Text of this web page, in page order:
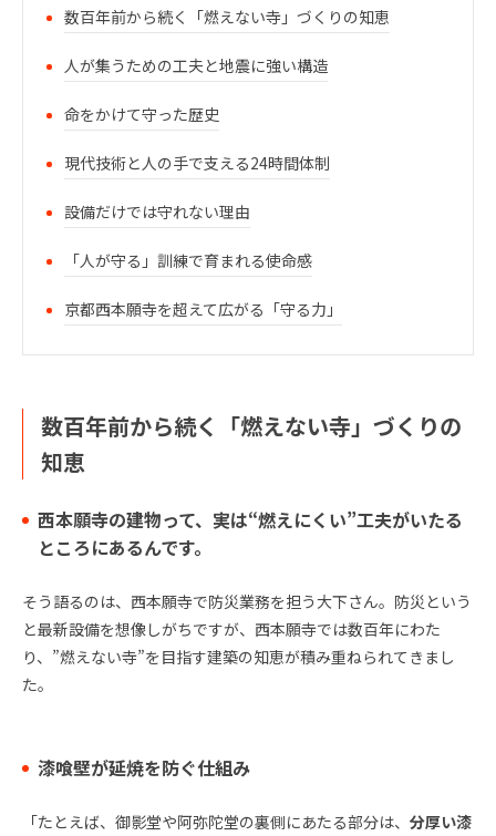
数百年前から続く「燃えない寺」づくりの知恵
人が集うための工夫と地震に強い構造
命をかけて守った歴史
現代技術と人の手で支える24時間体制
設備だけでは守れない理由
「人が守る」訓練で育まれる使命感
京都西本願寺を超えて広がる「守る力」
数百年前から続く「燃えない寺」づくりの
知恵
西本願寺の建物って、実は“燃えにくい”工夫がいたる
ところにあるんです。
そう語るのは、西本願寺で防災業務を担う大下さん。防災という
と最新設備を想像しがちですが、西本願寺では数百年にわた
り、”燃えない寺”を目指す建築の知恵が積み重ねられてきまし
た。
漆喰壁が延焼を防ぐ仕組み
「たとえば、御影堂や阿弥陀堂の裏側にあたる部分は、 分厚い漆